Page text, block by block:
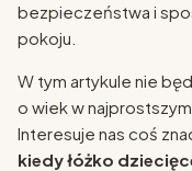
bezpieczeństwa i
pokoju.
W tym artykule nie
o wiek w
Interesuje nas coś
kiedy łóżko